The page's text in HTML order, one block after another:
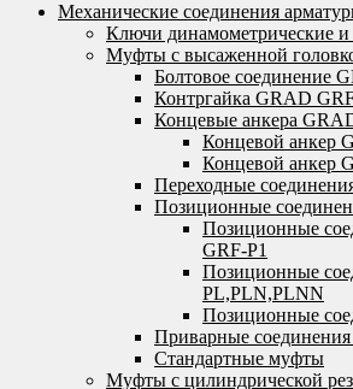
Механические соединения
Ключи динамометрические
Муфты с высаженной
Болтовое соединение
Контргайка GRAD
Концевые анкера
Концевой анкер
Концевой анкер
Переходные
Позиционные
Позиционные
GRF-P1
Позиционные
PL,PLN,PLNN
Позиционные
Приварные
Стандартные муфты
Муфты с цилиндрической